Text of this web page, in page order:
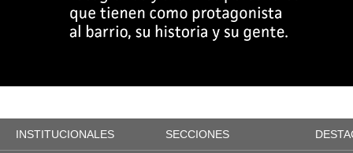
INSTITUCIONALES SECCIONES